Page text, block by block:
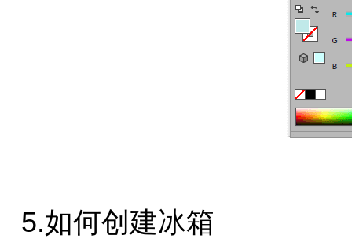
5.如何创建冰箱